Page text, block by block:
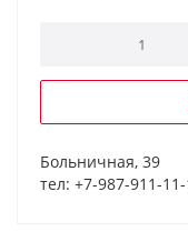
Больничная, 39
тел: +7-987-911-